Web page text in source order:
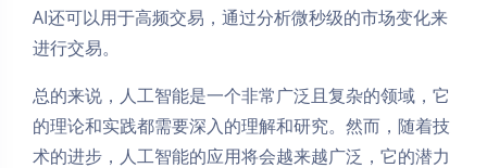
AI还可以用于高频交易，通过分析微秒级的市场变化来
进行交易。
总的来说，人工智能是一个非常广泛且复杂的领域，它
的理论和实践都需要深入的理解和研究。然而，随着技
术的进步，人工智能的应用将会越来越广泛，它的潜力